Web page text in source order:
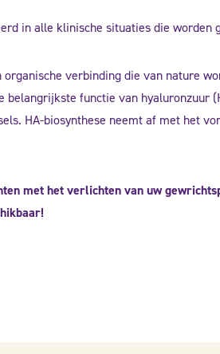
in alle klinische situaties die
organische verbinding die van nature
belangrijkste functie van hyaluronzuur
HA-biosynthese neemt af met het
met het verlichten van uw